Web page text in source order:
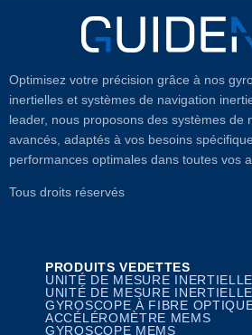
Optimisez votre précision grâce à nos
inertielles et systèmes de navigation
leader, nous proposons des systèmes de
avancés, adaptés à vos besoins
performances optimales dans toutes vos
Tous droits réservés
PRODUITS VEDETTES
UNITÉ DE MESURE
UNITÉ DE MESURE
GYROSCOPE À FIBRE
ACCÉLÉROMÈTRE MEMS
GYROSCOPE MEMS